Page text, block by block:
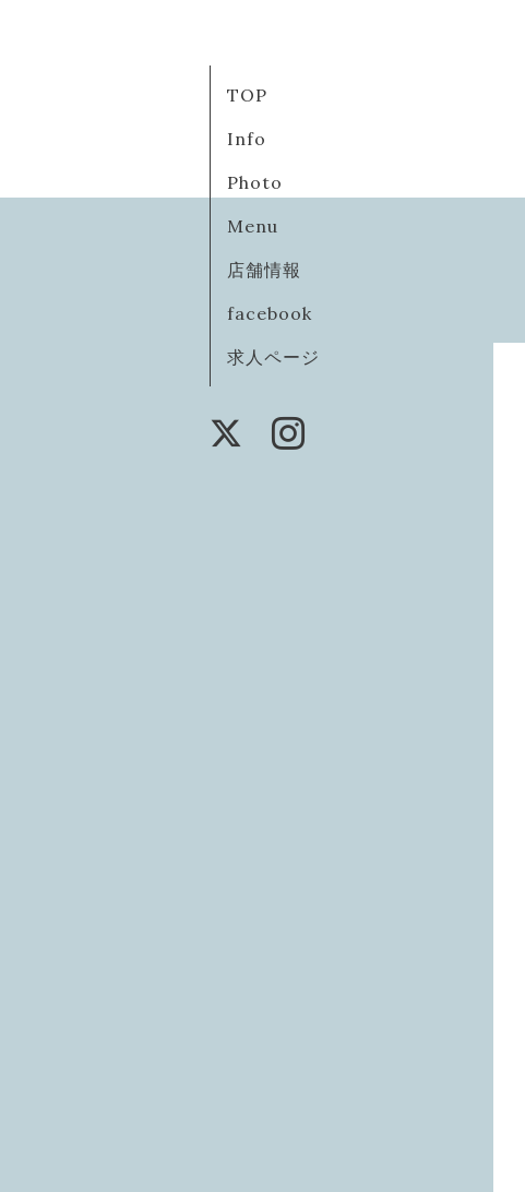
TOP
Info
Photo
Menu
店舗情報
facebook
求人ページ